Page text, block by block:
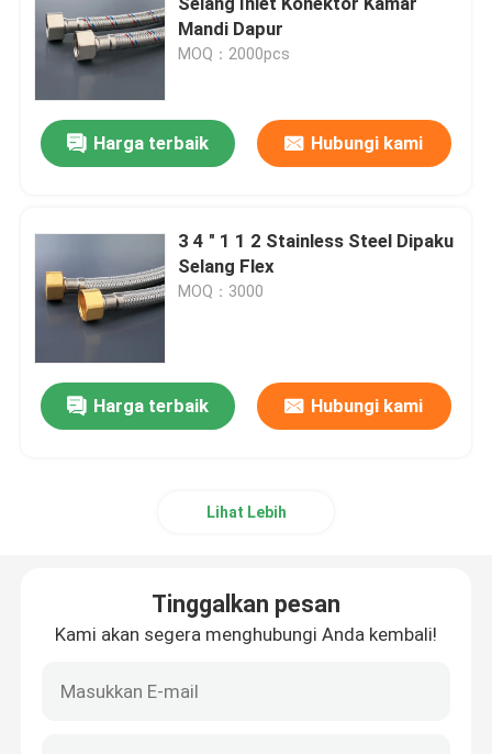
Mandi Dapur
MOQ：2000pcs
Harga terbaik Hubungi kami
3 4 " 1 1 2 Stainless Steel Dipaku
Selang Flex
MOQ：3000
Harga terbaik Hubungi kami
Lihat Lebih
Tinggalkan pesan
Kami akan segera menghubungi Anda kembali!